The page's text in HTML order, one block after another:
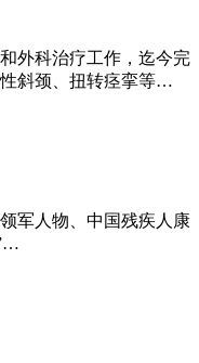
外科治疗工作，迄今完
斜颈、扭转痉挛等…
军人物、中国残疾人康